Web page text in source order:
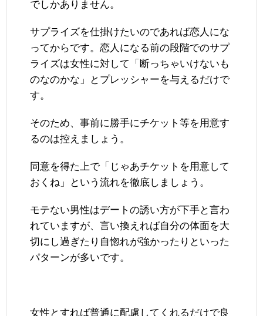
でしかありません。
サプライズを仕掛けたいのであれば恋人にな
ってからです。恋人になる前の段階でのサプ
ライズは女性に対して「断っちゃいけないも
のなのかな」とプレッシャーを与えるだけで
す。
そのため、事前に勝手にチケット等を用意す
るのは控えましょう。
同意を得た上で「じゃあチケットを用意して
おくね」という流れを徹底しましょう。
モテない男性はデートの誘い方が下手と言わ
れていますが、言い換えれば自分の体面を大
切にし過ぎたり自惚れが強かったりといった
パターンが多いです。
女性とすれば普通に配慮してくれるだけで良